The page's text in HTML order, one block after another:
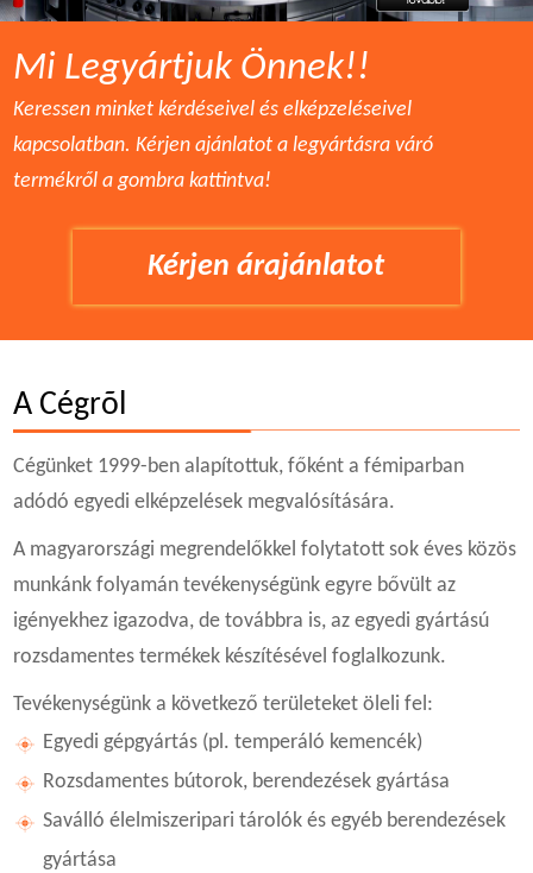
Mi Legyártjuk Önnek!!
Keressen minket kérdéseivel és elképzeléseivel
kapcsolatban. Kérjen ajánlatot a legyártásra váró
termékről a gombra kattintva!
Kérjen árajánlatot
A Cégrõl
Cégünket 1999-ben alapítottuk, főként a fémiparban
adódó egyedi elképzelések megvalósítására.
A magyarországi megrendelőkkel folytatott sok éves közös
munkánk folyamán tevékenységünk egyre bővült az
igényekhez igazodva, de továbbra is, az egyedi gyártású
rozsdamentes termékek készítésével foglalkozunk.
Tevékenységünk a következő területeket öleli fel:
Egyedi gépgyártás (pl. temperáló kemencék)
Rozsdamentes bútorok, berendezések gyártása
Saválló élelmiszeripari tárolók és egyéb berendezések
gyártása